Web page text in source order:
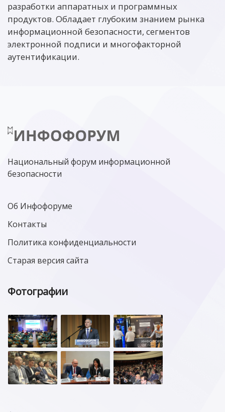
разработки аппаратных и программных
продуктов. Обладает глубоким знанием рынка
информационной безопасности, сегментов
электронной подписи и многофакторной
аутентификации.
Национальный форум информационной
безопасности
Об Инфофоруме
Контакты
Политика конфиденциальности
Старая версия сайта
Фотографии